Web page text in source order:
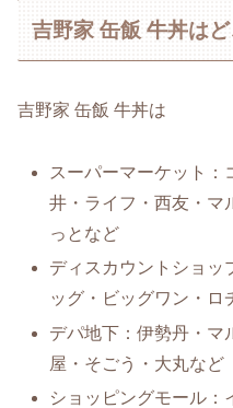
吉野家 缶飯 牛丼は
吉野家 缶飯 牛丼は
スーパーマーケット：
井・ライフ・西友・マ
っとなど
ディスカウントショッ
ッグ・ビッグワン・ロ
デパ地下：伊勢丹・マ
屋・そごう・大丸など
ショッピングモール：